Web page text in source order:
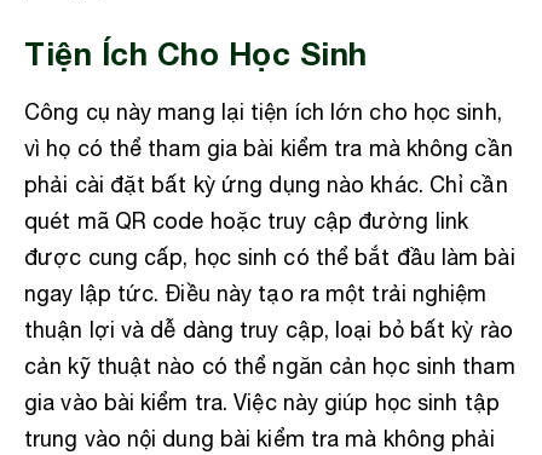
Tiện Ích Cho Học Sinh
Công cụ này mang lại tiện ích lớn cho học sinh,
vì họ có thể tham gia bài kiểm tra mà không cần
phải cài đặt bất kỳ ứng dụng nào khác. Chỉ cần
quét mã QR code hoặc truy cập đường link
được cung cấp, học sinh có thể bắt đầu làm bài
ngay lập tức. Điều này tạo ra một trải nghiệm
thuận lợi và dễ dàng truy cập, loại bỏ bất kỳ rào
cản kỹ thuật nào có thể ngăn cản học sinh tham
gia vào bài kiểm tra. Việc này giúp học sinh tập
trung vào nội dung bài kiểm tra mà không phải